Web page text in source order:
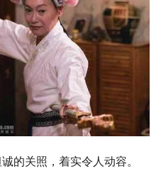
的关照，着实令人动容。